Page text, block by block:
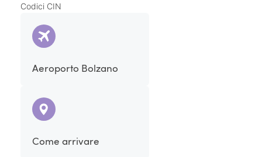
Codici CIN
Aeroporto Bolzano
Come arrivare